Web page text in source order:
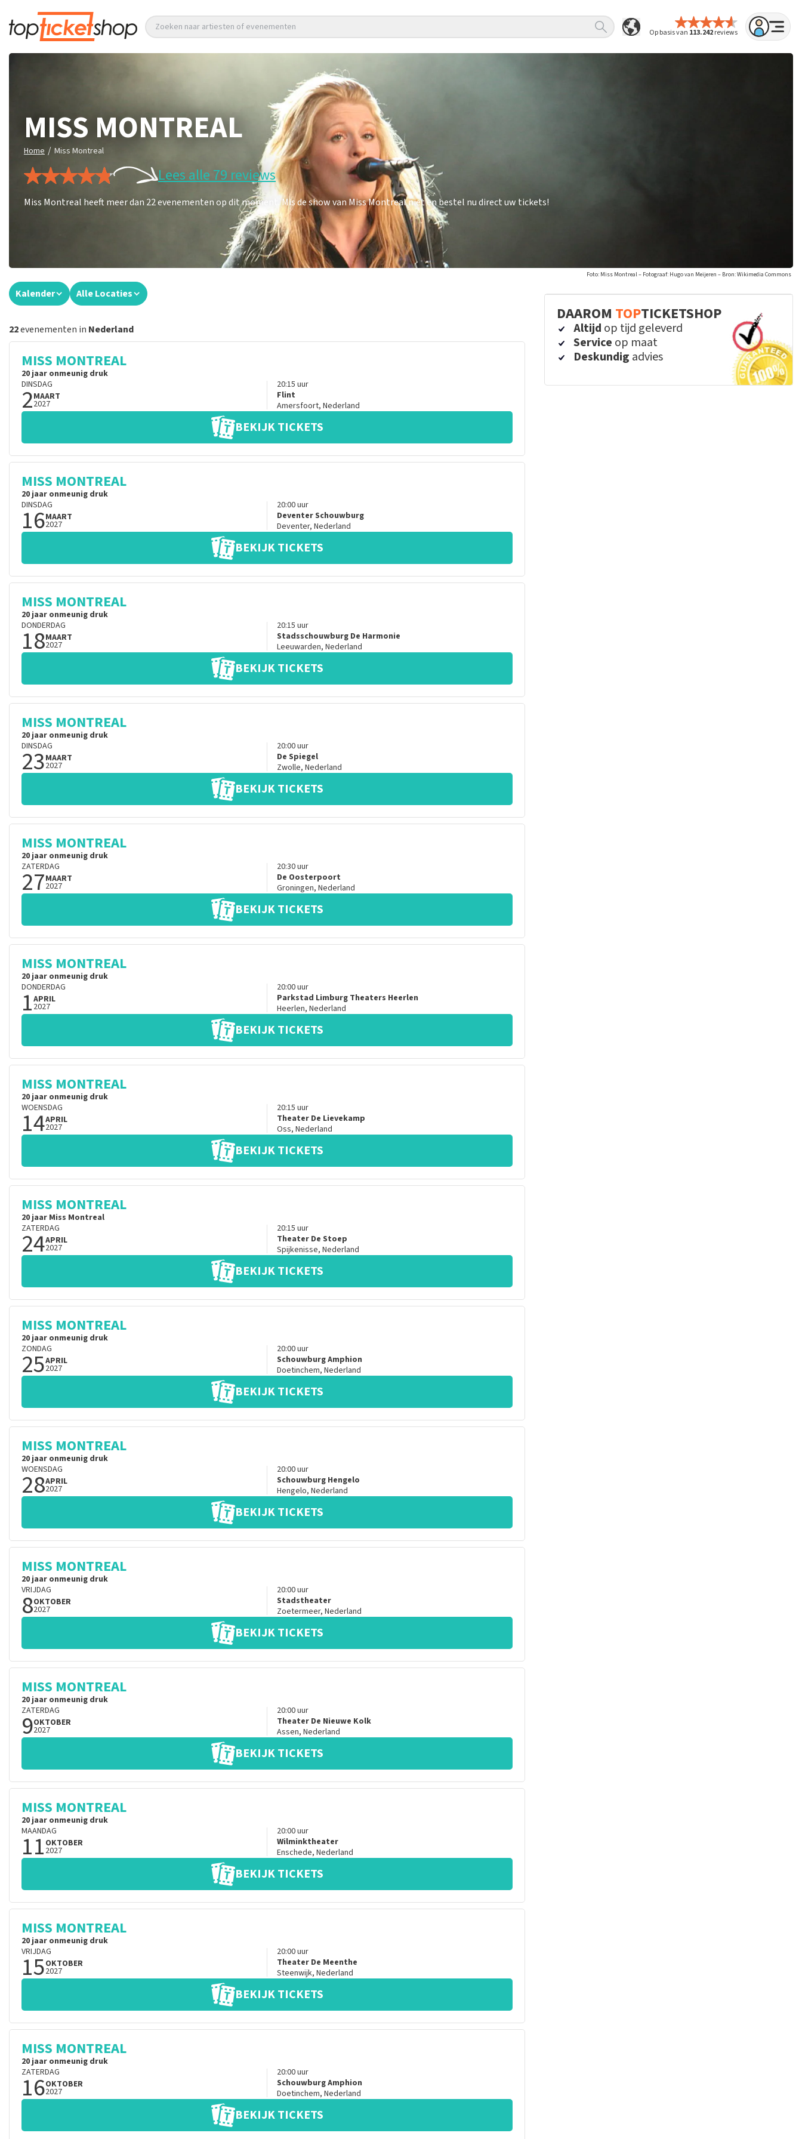
Op basis van 113.242reviews
Zoeken naar artiesten of evenementen
MISS MONTREAL
Home / Miss Montreal
Lees alle 79 reviews
Miss Montreal heeft meer dan 22 evenementen op dit moment. Mis de show van Miss Montreal niet en bestel nu direct uw tickets!
Foto: Miss Montreal – Fotograaf: Hugo van Meijeren – Bron: Wikimedia Commons
Kalender Alle Locaties
22evenementen in Nederland
MISS MONTREAL
20 jaar onmeunig druk
DINSDAG
2MAART
2027
20:15 uur
Flint
Amersfoort, Nederland
BEKIJK TICKETS
MISS MONTREAL
20 jaar onmeunig druk
DINSDAG
16MAART
2027
20:00uur
Deventer Schouwburg
Deventer, Nederland
BEKIJK TICKETS
MISS MONTREAL
20 jaar onmeunig druk
DONDERDAG
18MAART
2027
20:15 uur
Stadsschouwburg De Harmonie
Leeuwarden, Nederland
BEKIJK TICKETS
MISS MONTREAL
20 jaar onmeunig druk
DINSDAG
23MAART
2027
20:00uur
De Spiegel
Zwolle, Nederland
BEKIJK TICKETS
MISS MONTREAL
20 jaar onmeunig druk
ZATERDAG
27MAART
2027
20:30uur
De Oosterpoort
Groningen, Nederland
BEKIJK TICKETS
MISS MONTREAL
20 jaar onmeunig druk
DONDERDAG
1APRIL
2027
20:00uur
Parkstad Limburg Theaters Heerlen
Heerlen, Nederland
BEKIJK TICKETS
MISS MONTREAL
20 jaar onmeunig druk
WOENSDAG
14APRIL
2027
20:15 uur
Theater De Lievekamp
Oss, Nederland
BEKIJK TICKETS
MISS MONTREAL
20 jaar Miss Montreal
ZATERDAG
24APRIL
2027
20:15 uur
Theater De Stoep
Spijkenisse, Nederland
BEKIJK TICKETS
MISS MONTREAL
20 jaar onmeunig druk
ZONDAG
25APRIL
2027
20:00uur
Schouwburg Amphion
Doetinchem, Nederland
BEKIJK TICKETS
MISS MONTREAL
20 jaar onmeunig druk
WOENSDAG
28APRIL
2027
20:00uur
Schouwburg Hengelo
Hengelo, Nederland
BEKIJK TICKETS
MISS MONTREAL
20 jaar onmeunig druk
VRIJDAG
8OKTOBER
2027
20:00uur
Stadstheater
Zoetermeer, Nederland
BEKIJK TICKETS
MISS MONTREAL
20 jaar onmeunig druk
ZATERDAG
9OKTOBER
2027
20:00uur
Theater De Nieuwe Kolk
Assen, Nederland
BEKIJK TICKETS
MISS MONTREAL
20 jaar onmeunig druk
MAANDAG
11 OKTOBER
2027
20:00uur
Wilminktheater
Enschede, Nederland
BEKIJK TICKETS
MISS MONTREAL
20 jaar onmeunig druk
VRIJDAG
15OKTOBER
2027
20:00uur
Theater De Meenthe
Steenwijk, Nederland
BEKIJK TICKETS
MISS MONTREAL
20 jaar onmeunig druk
ZATERDAG
16OKTOBER
2027
20:00uur
Schouwburg Amphion
Doetinchem, Nederland
BEKIJK TICKETS
DAAROM TOPTICKETSHOP
Altijd op tijd geleverd
Service op maat
Deskundig advies